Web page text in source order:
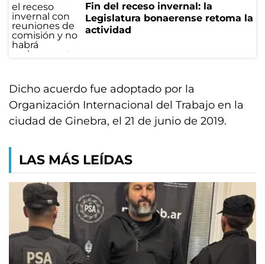
Fin del receso invernal: la
Legislatura bonaerense retoma la
actividad
Dicho acuerdo fue adoptado por la
Organización Internacional del Trabajo en la
ciudad de Ginebra, el 21 de junio de 2019.
LAS MÁS LEÍDAS